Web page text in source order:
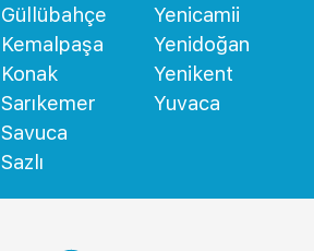
Güllübahçe
Kemalpaşa
Konak
Sarıkemer
Savuca
Sazlı
Yenicamii
Yenidoğan
Yenikent
Yuvaca